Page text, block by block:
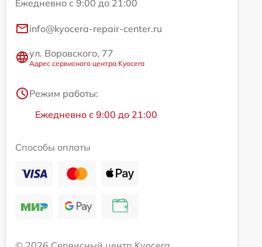
Ежедневно с 9:00 до 21:00
info@kyocera-repair-center.ru
ул. Воровского, 77
Адрес сервисного центра Kyocera
Режим работы:
Ежедневно с 9:00 до 21:00
Способы оплаты